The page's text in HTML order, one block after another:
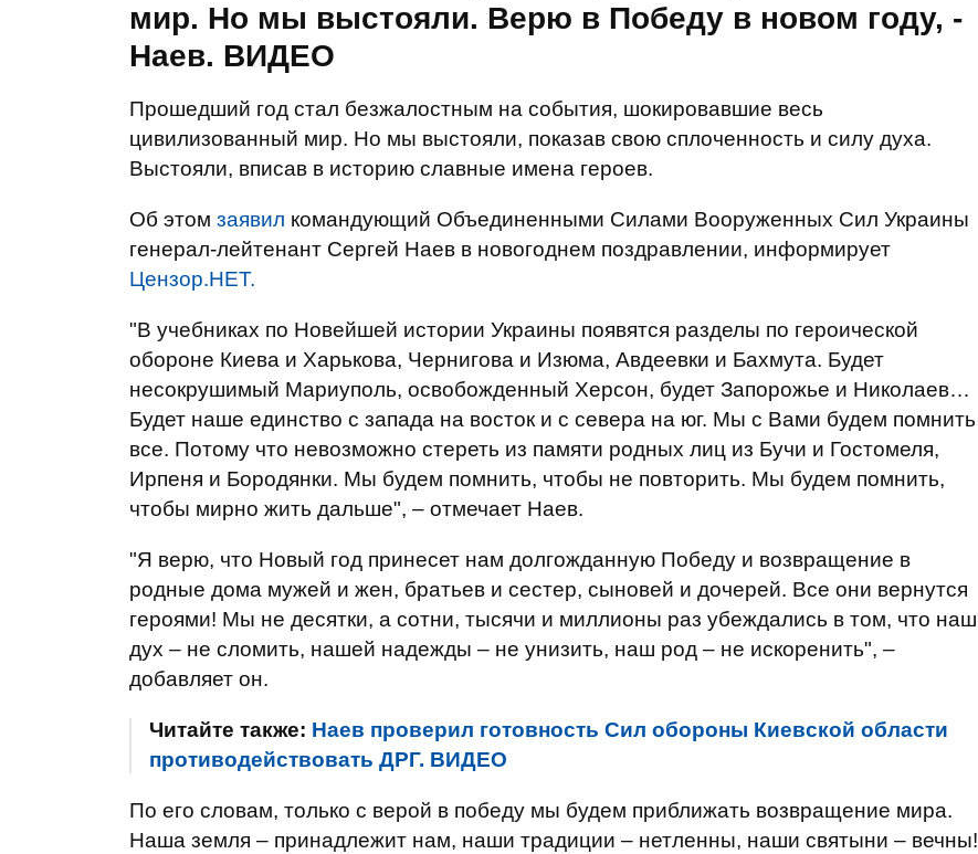
мир. Но мы выстояли. Верю в Победу в новом году, -
Наев. ВИДЕО
Прошедший год стал безжалостным на события, шокировавшие весь
цивилизованный мир. Но мы выстояли, показав свою сплоченность и силу духа.
Выстояли, вписав в историю славные имена героев.
Об этом заявил командующий Объединенными Силами Вооруженных Сил Украины
генерал-лейтенант Сергей Наев в новогоднем поздравлении, информирует
Цензор.НЕТ.
"В учебниках по Новейшей истории Украины появятся разделы по героической
обороне Киева и Харькова, Чернигова и Изюма, Авдеевки и Бахмута. Будет
несокрушимый Мариуполь, освобожденный Херсон, будет Запорожье и Николаев…
Будет наше единство с запада на восток и с севера на юг. Мы с Вами будем помнить
все. Потому что невозможно стереть из памяти родных лиц из Бучи и Гостомеля,
Ирпеня и Бородянки. Мы будем помнить, чтобы не повторить. Мы будем помнить,
чтобы мирно жить дальше", – отмечает Наев.
"Я верю, что Новый год принесет нам долгожданную Победу и возвращение в
родные дома мужей и жен, братьев и сестер, сыновей и дочерей. Все они вернутся
героями! Мы не десятки, а сотни, тысячи и миллионы раз убеждались в том, что наш
дух – не сломить, нашей надежды – не унизить, наш род – не искоренить", –
добавляет он.
Читайте также: Наев проверил готовность Сил обороны Киевской области
противодействовать ДРГ. ВИДЕО
По его словам, только с верой в победу мы будем приближать возвращение мира.
Наша земля – принадлежит нам, наши традиции – нетленны, наши святыни – вечны!